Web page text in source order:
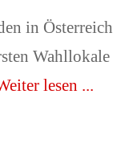
in Österreich
Wahllokale
lesen ...